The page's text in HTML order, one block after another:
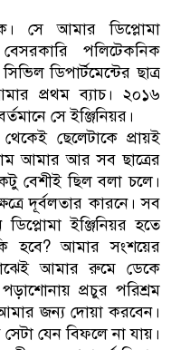
সে আমার ডিপ্লোমা
বেসরকারি পলিটেকনিক
ডিপার্টমেন্টের ছাত্র
প্রথম ব্যাচ। ২০১৬
সে ইঞ্জিনিয়র।
ছেলেটাকে প্রায়ই
আমার আর সব ছাত্রের
বেশীই ছিল বলা চলে।
দূর্বলতার কারনে। সব
ইঞ্জিনিয়র হতে
হবে? আমার সংশয়ের
আমার রুমে ডেকে
প্রচুর পরিশ্রম
জন্য দোয়া করবেন।
যেন বিফলে না যায়।